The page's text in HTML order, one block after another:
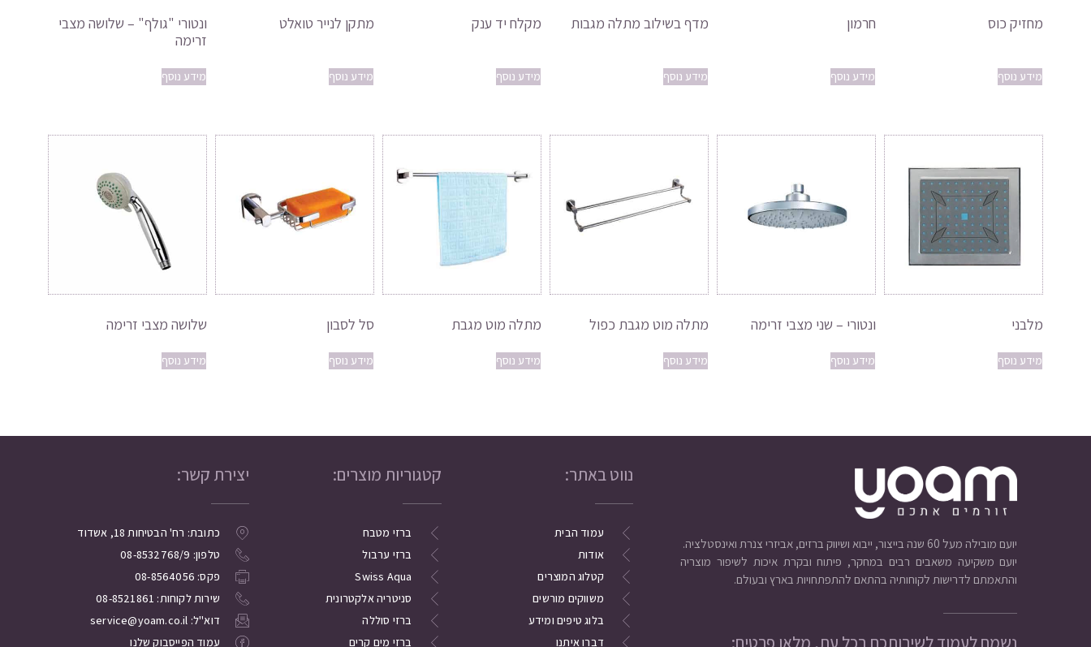
מחזיק כוס
מידע נוסף
חרמון
מידע נוסף
מדף בשילוב מתלה מגבות
מידע נוסף
מקלח יד ענק
מידע נוסף
מתקן לנייר טואלט
מידע נוסף
ונטורי "גולף" – שלושה מצבי
זרימה
מידע נוסף
מלבני
מידע נוסף
ונטורי – שני מצבי זרימה
מידע נוסף
מתלה מוט מגבת כפול
מידע נוסף
מתלה מוט מגבת
מידע נוסף
סל לסבון
מידע נוסף
שלושה מצבי זרימה
מידע נוסף
יועם מובילה מעל 60 שנה בייצור, ייבוא ושיווק ברזים, אביזרי צנרת ואינסטלציה.
יועם משקיעה משאבים רבים במחקר, פיתוח ובקרת איכות לשיפור מוצריה
והתאמתם לדרישות לקוחותיה בהתאם להתפתחויות בארץ ובעולם.
נשמח לעמוד לשירותכם בכל עת, מלאו פרטים:
נווט באתר:
עמוד הבית
אודות
קטלוג המוצרים
משווקים מורשים
בלוג טיפים ומידע
דברו איתנו
קטגוריות מוצרים:
ברזי מטבח
ברזי ערבול
Swiss Aqua
סניטריה אלקטרונית
ברזי סוללה
ברזי מים קרים
יצירת קשר:
כתובת: רח' הבטיחות 18, אשדוד
טלפון: 08-8532768/9
פקס: 08-8564056
שירות לקוחות: 08-8521861
דוא"ל: service@yoam.co.il
עמוד הפייסבוק שלנו